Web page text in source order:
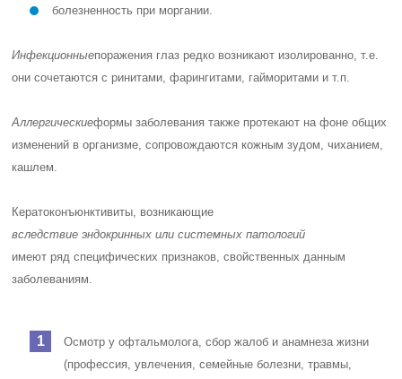
болезненность при моргании.
Инфекционныепоражения глаз редко возникают изолированно, т.е.
они сочетаются с ринитами, фарингитами, гайморитами и т.п.
Аллергическиеформы заболевания также протекают на фоне общих
изменений в организме, сопровождаются кожным зудом, чиханием,
кашлем.
Кератоконъюнктивиты, возникающие
вследствие эндокринных или системных патологий
имеют ряд специфических признаков, свойственных данным
заболеваниям.
Осмотр у офтальмолога, сбор жалоб и анамнеза жизни
(профессия, увлечения, семейные болезни, травмы,